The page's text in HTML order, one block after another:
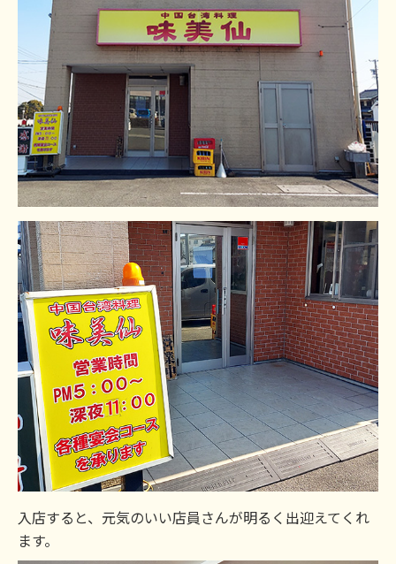
入店すると、元気のいい店員さんが明るく出迎えてくれ
ます。